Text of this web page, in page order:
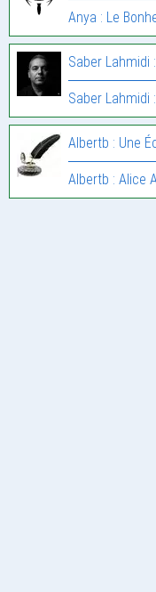
Anya : Le
Saber Lahmidi
Saber Lahmidi
Albertb : Une
Albertb : Alice